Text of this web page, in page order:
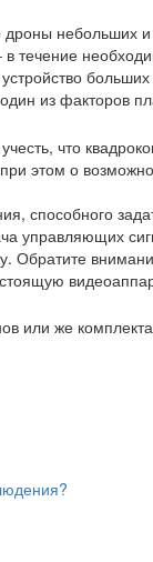
дроны небольших
течение
из факторов
что
этом о
способного
или же